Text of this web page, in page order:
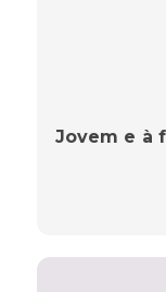
Jovem e à